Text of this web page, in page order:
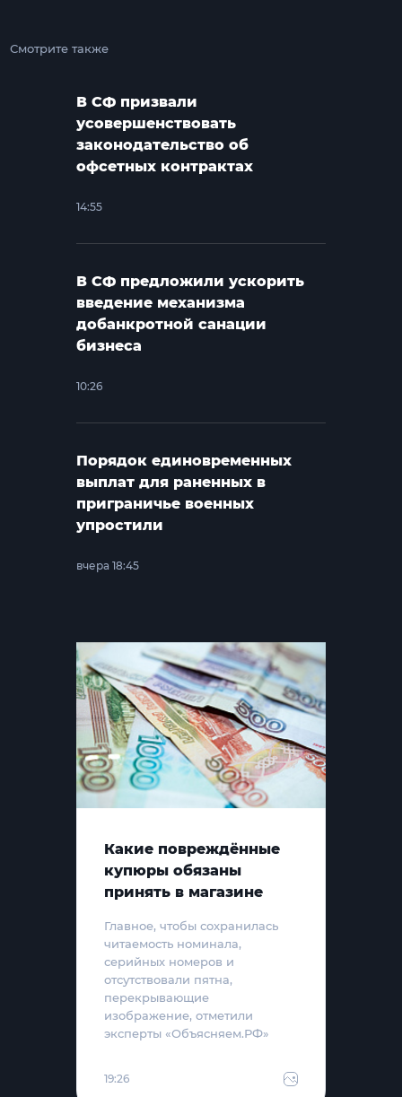
Смотрите также
В СФ призвали
усовершенствовать
законодательство об
офсетных контрактах
14:55
В СФ предложили ускорить
введение механизма
добанкротной санации
бизнеса
10:26
Порядок единовременных
выплат для раненных в
приграничье военных
упростили
вчера 18:45
Какие повреждённые
купюры обязаны
принять в магазине
Главное, чтобы сохранилась
читаемость номинала,
серийных номеров и
отсутствовали пятна,
перекрывающие
изображение, отметили
эксперты «Объясняем.РФ»
19:26